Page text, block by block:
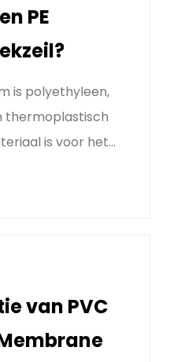
PE
is polyethyleen,
thermoplastisch
is voor het
van PVC